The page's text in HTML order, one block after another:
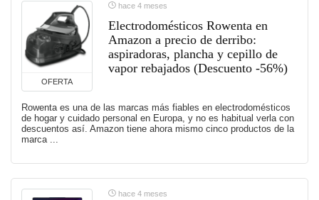
OFERTA
hace 4 meses
Electrodomésticos Rowenta en
Amazon a precio de derribo:
aspiradoras, plancha y cepillo de
vapor rebajados (Descuento -56%)
Rowenta es una de las marcas más fiables en electrodomésticos
de hogar y cuidado personal en Europa, y no es habitual verla con
descuentos así. Amazon tiene ahora mismo cinco productos de la
marca ...
hace 4 meses